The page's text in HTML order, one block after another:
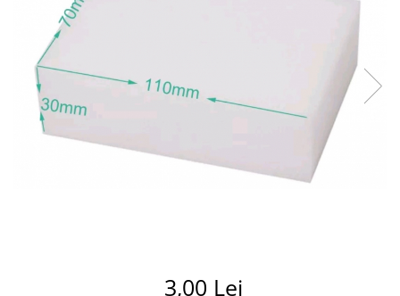
Unicorni si Curcubee
Baloane metalice
Baloane retro
Baloane litere
Baloane personalizate
Kituri baloane
3,00 Lei